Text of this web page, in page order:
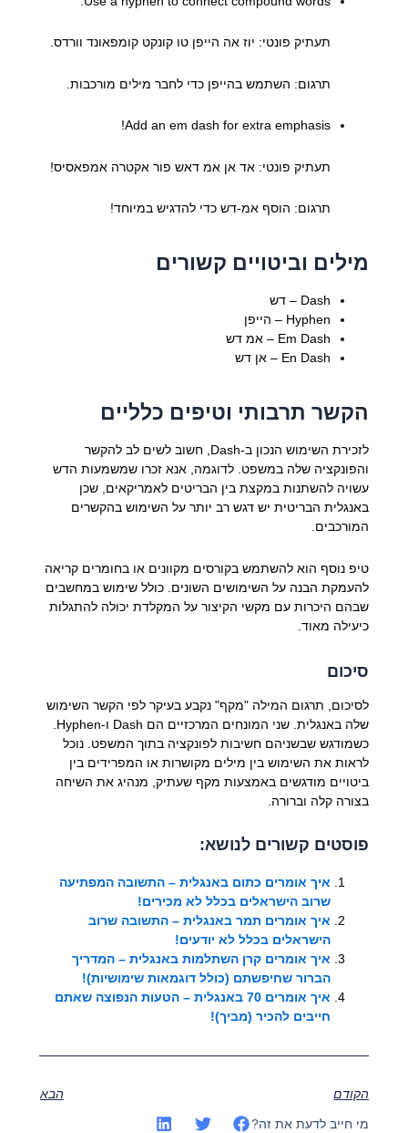
תעתיק פונטי: יוז אה הייפן טו קונקט קומפאונד וורדס.
תרגום: השתמש בהייפן כדי לחבר מילים מורכבות.
Add an em dash for extra emphasis!
תעתיק פונטי: אד אן אמ דאש פור אקטרה אמפאסיס!
תרגום: הוסף אמ-דש כדי להדגיש במיוחד!
מילים וביטויים קשורים
Dash – דש
Hyphen – הייפן
Em Dash – אמ דש
En Dash – אן דש
הקשר תרבותי וטיפים כלליים
לזכירת השימוש הנכון ב-Dash, חשוב לשים לב להקשר
והפונקציה שלה במשפט. לדוגמה, אנא זכרו שמשמעות הדש
עשויה להשתנות במקצת בין הבריטים לאמריקאים, שכן
באנגלית הבריטית יש דגש רב יותר על השימוש בהקשרים
המורכבים.
טיפ נוסף הוא להשתמש בקורסים מקוונים או בחומרים קריאה
להעמקת הבנה על השימושים השונים. כולל שימוש במחשבים
שבהם היכרות עם מקשי הקיצור על המקלדת יכולה להתגלות
כיעילה מאוד.
סיכום
לסיכום, תרגום המילה "מקף" נקבע בעיקר לפי הקשר השימוש
כשמודגש שבשניהם חשיבות לפונקציה בתוך המשפט. נוכל
לראות את השימוש בין מילים מקושרות או המפרידים בין
ביטויים מודגשים באמצעות מקף שעתיק, מנהיג את השיחה
בצורה קלה וברורה.
פוסטים קשורים לנושא:
איך אומרים כתום באנגלית – התשובה המפתיעה
שרוב הישראלים בכלל לא מכירים!
איך אומרים תמר באנגלית – התשובה שרוב
הישראלים בכלל לא יודעים!
איך אומרים קרן השתלמות באנגלית – המדריך
הברור שחיפשתם (כולל דוגמאות שימושיות)!
איך אומרים 70 באנגלית – הטעות הנפוצה שאתם
חייבים להכיר (מביך)!
הקודם הבא
מי חייב לדעת את זה?